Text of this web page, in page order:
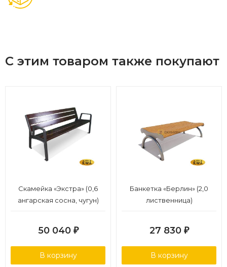
С этим товаром также покупают
Скамейка «Экстра» (0,6
ангарская сосна, чугун)
50 040 ₽
В корзину
Банкетка «Берлин» (2,0
лиственница)
27 830 ₽
В корзину